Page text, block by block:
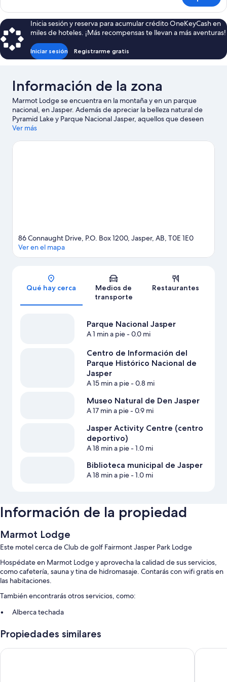
-
Two
Queen,
One
Sofabed
Inicia sesión y reserva para acumular crédito OneKeyCash en
miles de hoteles. ¡Más recompensas te llevan a más aventuras!
Iniciar sesión Registrarme gratis
Información de la zona
Marmot Lodge se encuentra en la montaña y en un parque
nacional, en Jasper. Además de apreciar la belleza natural de
Pyramid Lake y Parque Nacional Jasper, aquellos que deseen
hacer una actividad pueden ir a Club de golf Fairmont Jasper
ski cross-country y lugares para hacer ski alpino, o prueba otras
Ver más
Sección del mapa
86 Connaught Drive, P.O. Box 1200, Jasper, AB, T0E 1E0
Ver en el mapa
Qué hay cerca
Medios de
transporte
Restaurantes
Parque Nacional Jasper
A 1 min a pie- 0.0 mi
Centro de Información del
Parque Histórico Nacional de
Jasper
A 15 min a pie- 0.8 mi
Museo Natural de Den Jasper
A 17 min a pie- 0.9 mi
Jasper Activity Centre (centro
deportivo)
A 18 min a pie- 1.0 mi
Biblioteca municipal de Jasper
A 18 min a pie- 1.0 mi
Información de la propiedad
Marmot Lodge
Este motel cerca de Club de golf Fairmont Jasper Park Lodge
Hospédate en Marmot Lodge y aprovecha la calidad de sus servicios,
como cafetería, sauna y tina de hidromasaje. Contarás con wifi gratis en
las habitaciones.
También encontrarás otros servicios, como:
Alberca techada
Estacionamiento para bicicletas, recepción disponible las 24 horas y
tienda de regalos
Propiedades similares
Forest Park Hotel